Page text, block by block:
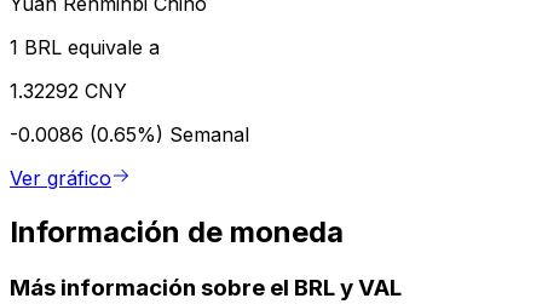
1 BRL equivale a
1.32292 CNY
-0.0086 (0.65%) Semanal
Ver gráfico
Información de moneda
Más información sobre el BRL y VAL